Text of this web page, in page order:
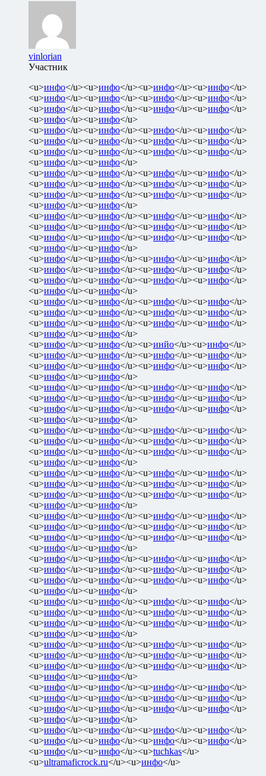
vinlorian
Участник
<u>инфо</u><u>инфо</u><u>инфо</u><u>инфо</u>
<u>инфо</u><u>инфо</u><u>инфо</u><u>инфо</u>
<u>инфо</u><u>инфо</u><u>инфо</u><u>инфо</u>
<u>инфо</u><u>инфо</u>
<u>инфо</u><u>инфо</u><u>инфо</u><u>инфо</u>
<u>инфо</u><u>инфо</u><u>инфо</u><u>инфо</u>
<u>инфо</u><u>инфо</u><u>инфо</u><u>инфо</u>
<u>инфо</u><u>инфо</u>
<u>инфо</u><u>инфо</u><u>инфо</u><u>инфо</u>
<u>инфо</u><u>инфо</u><u>инфо</u><u>инфо</u>
<u>инфо</u><u>инфо</u><u>инфо</u><u>инфо</u>
<u>инфо</u><u>инфо</u>
<u>инфо</u><u>инфо</u><u>инфо</u><u>инфо</u>
<u>инфо</u><u>инфо</u><u>инфо</u><u>инфо</u>
<u>инфо</u><u>инфо</u><u>инфо</u><u>инфо</u>
<u>инфо</u><u>инфо</u>
<u>инфо</u><u>инфо</u><u>инфо</u><u>инфо</u>
<u>инфо</u><u>инфо</u><u>инфо</u><u>инфо</u>
<u>инфо</u><u>инфо</u><u>инфо</u><u>инфо</u>
<u>инфо</u><u>инфо</u>
<u>инфо</u><u>инфо</u><u>инфо</u><u>инфо</u>
<u>инфо</u><u>инфо</u><u>инфо</u><u>инфо</u>
<u>инфо</u><u>инфо</u><u>инфо</u><u>инфо</u>
<u>инфо</u><u>инфо</u>
<u>инфо</u><u>инфо</u><u>инйо</u><u>инфо</u>
<u>инфо</u><u>инфо</u><u>инфо</u><u>инфо</u>
<u>инфо</u><u>инфо</u><u>инфо</u><u>инфо</u>
<u>инфо</u><u>инфо</u>
<u>инфо</u><u>инфо</u><u>инфо</u><u>инфо</u>
<u>инфо</u><u>инфо</u><u>инфо</u><u>инфо</u>
<u>инфо</u><u>инфо</u><u>инфо</u><u>инфо</u>
<u>инфо</u><u>инфо</u>
<u>инфо</u><u>инфо</u><u>инфо</u><u>инфо</u>
<u>инфо</u><u>инфо</u><u>инфо</u><u>инфо</u>
<u>инфо</u><u>инфо</u><u>инфо</u><u>инфо</u>
<u>инфо</u><u>инфо</u>
<u>инфо</u><u>инфо</u><u>инфо</u><u>инфо</u>
<u>инфо</u><u>инфо</u><u>инфо</u><u>инфо</u>
<u>инфо</u><u>инфо</u><u>инфо</u><u>инфо</u>
<u>инфо</u><u>инфо</u>
<u>инфо</u><u>инфо</u><u>инфо</u><u>инфо</u>
<u>инфо</u><u>инфо</u><u>инфо</u><u>инфо</u>
<u>инфо</u><u>инфо</u><u>инфо</u><u>инфо</u>
<u>инфо</u><u>инфо</u>
<u>инфо</u><u>инфо</u><u>инфо</u><u>инфо</u>
<u>инфо</u><u>инфо</u><u>инфо</u><u>инфо</u>
<u>инфо</u><u>инфо</u><u>инфо</u><u>инфо</u>
<u>инфо</u><u>инфо</u>
<u>инфо</u><u>инфо</u><u>инфо</u><u>инфо</u>
<u>инфо</u><u>инфо</u><u>инфо</u><u>инфо</u>
<u>инфо</u><u>инфо</u><u>инфо</u><u>инфо</u>
<u>инфо</u><u>инфо</u>
<u>инфо</u><u>инфо</u><u>инфо</u><u>инфо</u>
<u>инфо</u><u>инфо</u><u>инфо</u><u>инфо</u>
<u>инфо</u><u>инфо</u><u>инфо</u><u>инфо</u>
<u>инфо</u><u>инфо</u>
<u>инфо</u><u>инфо</u><u>инфо</u><u>инфо</u>
<u>инфо</u><u>инфо</u><u>инфо</u><u>инфо</u>
<u>инфо</u><u>инфо</u><u>инфо</u><u>инфо</u>
<u>инфо</u><u>инфо</u>
<u>инфо</u><u>инфо</u><u>инфо</u><u>инфо</u>
<u>инфо</u><u>инфо</u><u>инфо</u><u>инфо</u>
<u>инфо</u><u>инфо</u><u>tuchkas</u>
<u>ultramaficrock.ru</u><u>инфо</u>